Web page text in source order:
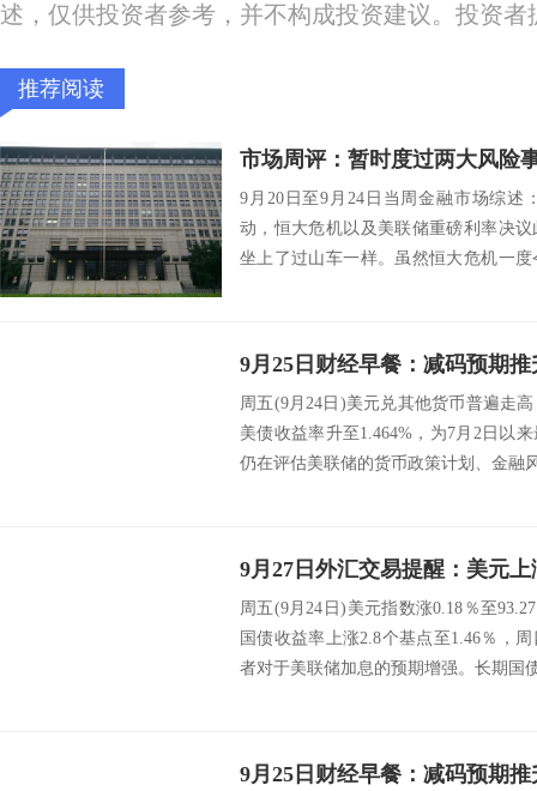
述，仅供投资者参考，并不构成投资建议。投资
推荐阅读
9月20日至9月24日当周金融市场综述
动，恒大危机以及美联储重磅利率决
坐上了过山车一样。虽然恒大危机一
周五(9月24日)美元兑其他货币普遍走
美债收益率升至1.464%，为7月2日以
仍在评估美联储的货币政策计划、金融
周五(9月24日)美元指数涨0.18％至
国债收益率上涨2.8个基点至1.46％，
者对于美联储加息的预期增强。长期国